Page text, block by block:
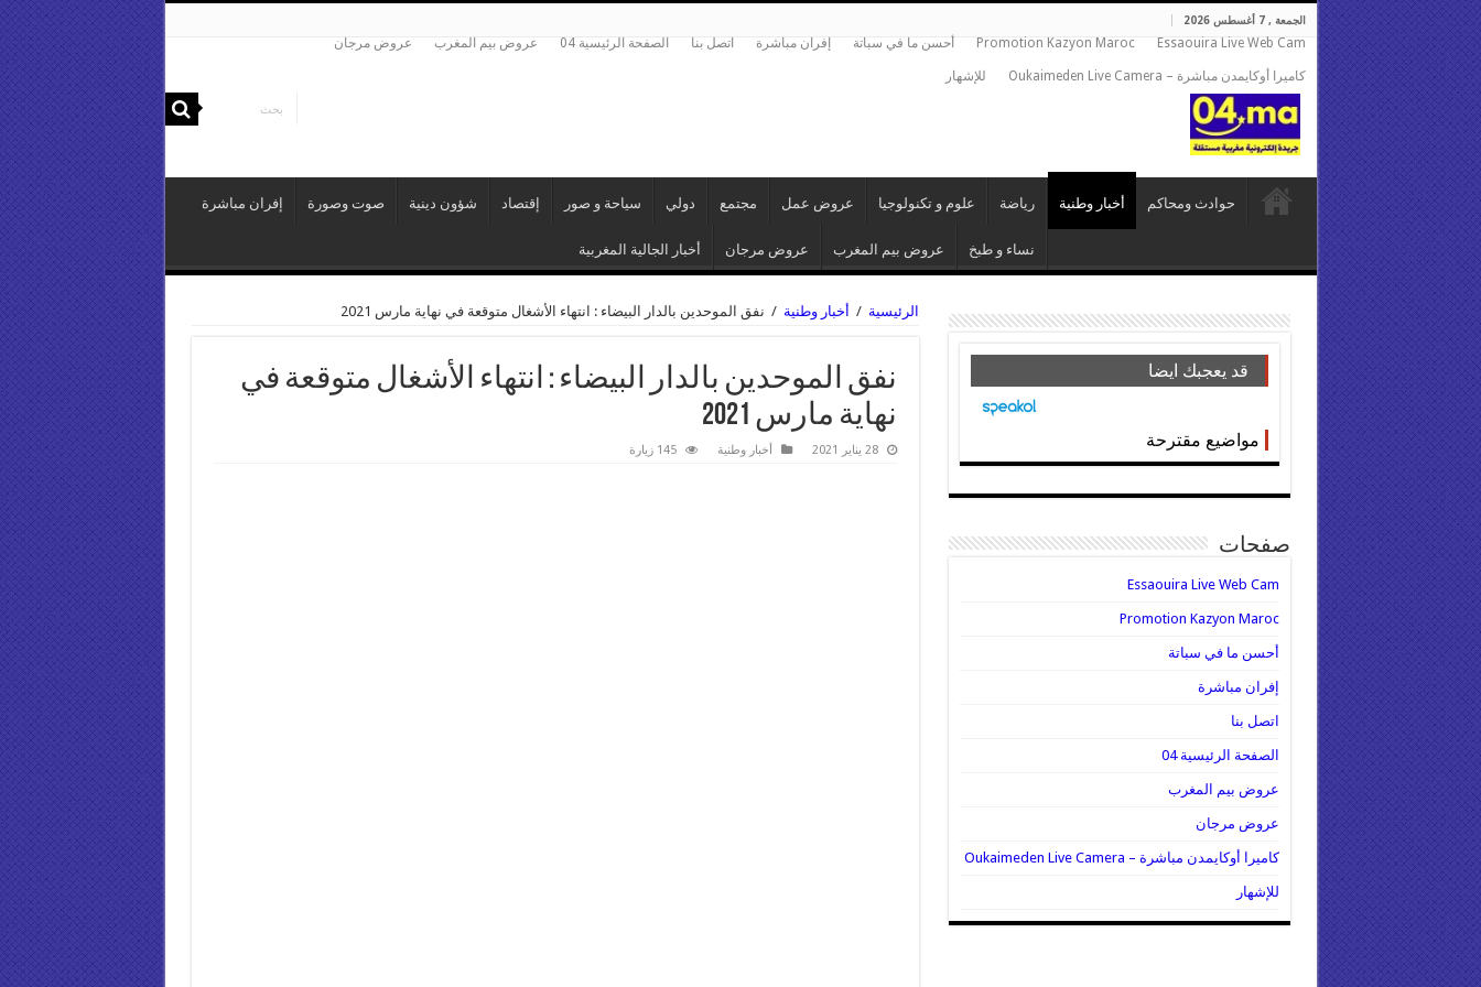
الجمعة , 7 أغسطس 2026
Essaouira Live Web Cam
Promotion Kazyon Maroc أحسن ما في سباتة إفران مباشرة اتصل بنا الصفحة الرئيسية 04 عروض بيم المغرب عروض مرجان
كاميرا أوكايمدن مباشرة – Oukaimeden Live Camera للإشهار
حوادث ومحاكم أخبار وطنية رياضة علوم و تكنولوجيا عروض عمل مجتمع دولي سياحة و صور إقتصاد شؤون دينية صوت وصورة إفران مباشرة
نساء و طبخ عروض بيم المغرب عروض مرجان أخبار الجالية المغربية
الرئيسية / أخبار وطنية / نفق الموحدين بالدار البيضاء : انتهاء الأشغال متوقعة في نهاية مارس 2021
نفق الموحدين بالدار البيضاء : انتهاء الأشغال متوقعة في
نهاية مارس 2021
28 يناير 2021 أخبار وطنية 145 زيارة
قد يعجبك ايضا
مواضيع مقترحة
صفحات
Essaouira Live Web Cam
Promotion Kazyon Maroc
أحسن ما في سباتة
إفران مباشرة
اتصل بنا
الصفحة الرئيسية 04
عروض بيم المغرب
عروض مرجان
كاميرا أوكايمدن مباشرة – Oukaimeden Live Camera
للإشهار